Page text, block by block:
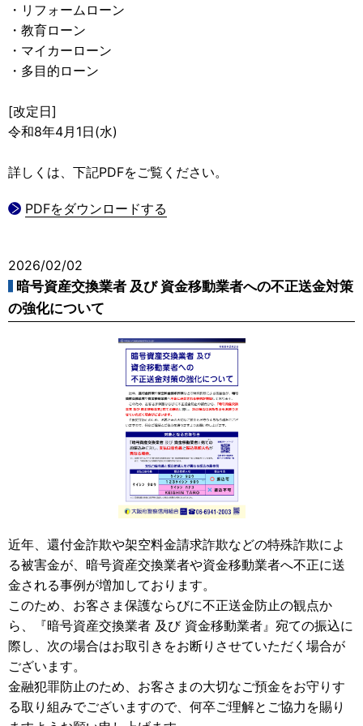
・リフォームローン
・教育ローン
・マイカーローン
・多目的ローン
[改定日]
令和8年4月1日(水)
詳しくは、下記PDFをご覧ください。
PDFをダウンロードする
2026/02/02
暗号資産交換業者 及び 資金移動業者への不正送金対策
の強化について
近年、還付金詐欺や架空料金請求詐欺などの特殊詐欺によ
る被害金が、暗号資産交換業者や資金移動業者へ不正に送
金される事例が増加しております。
このため、お客さま保護ならびに不正送金防止の観点か
ら、『暗号資産交換業者 及び 資金移動業者』宛ての振込に
際し、次の場合はお取引きをお断りさせていただく場合が
ございます。
金融犯罪防止のため、お客さまの大切なご預金をお守りす
る取り組みでございますので、何卒ご理解とご協力を賜り